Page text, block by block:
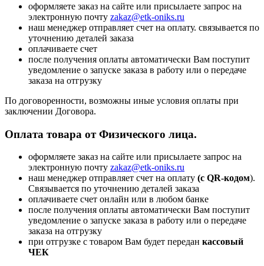
оформляете заказ на сайте или присылаете запрос на
электронную почту zakaz@etk-oniks.ru
наш менеджер отправляет счет на оплату. связывается по
уточнению деталей заказа
оплачиваете счет
после получения оплаты автоматически Вам поступит
уведомление о запуске заказа в работу или о передаче
заказа на отгрузку
По договоренности, возможны иные условия оплаты при
заключении Договора.
Оплата товара от Физического лица.
оформляете заказ на сайте или присылаете запрос на
электронную почту zakaz@etk-oniks.ru
наш менеджер отправляет счет на оплату (с QR-кодом).
Связывается по уточнению деталей заказа
оплачиваете счет онлайн или в любом банке
после получения оплаты автоматически Вам поступит
уведомление о запуске заказа в работу или о передаче
заказа на отгрузку
при отгрузке с товаром Вам будет передан кассовый
ЧЕК